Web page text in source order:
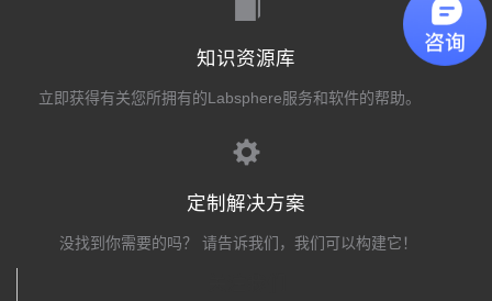
知识资源库
立即获得有关您所拥有的Labsphere服务和软件的帮助。
定制解决方案
没找到你需要的吗？ 请告诉我们，我们可以构建它！